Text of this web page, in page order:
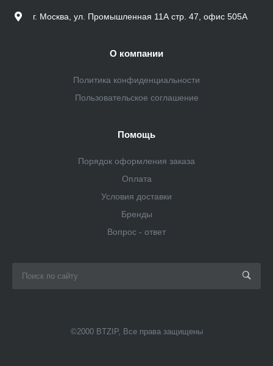
г. Москва, ул. Промышленная 11А стр. 47, офис 505А
О компании
Политика конфиденциальности
Пользовательское соглашение
Помощь
Порядок оформления заказа
Оплата
Условия доставки
Бренды
Вопрос - ответ
©2000 BTZIP, Все права защищены